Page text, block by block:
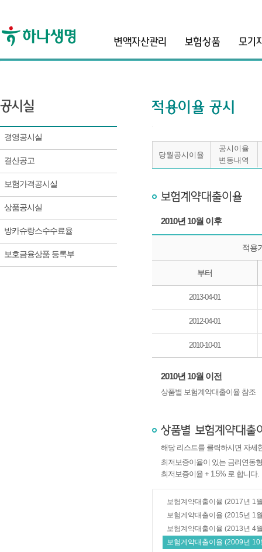
경영공시실
결산공고
보험가격공시실
상품공시실
방카슈랑스수수료율
보호금융상품 등록부
당월공시이율
공시이율
변동내역
2010년 10월 이후
적용
부터
2013-04-01
2012-04-01
2010-10-01
2010년 10월 이전
상품별 보험계약대출이율 참조
해당 리스트를 클릭하시면 자세
최저보증이율이 있는 금리연동
최저보증이율 + 1.5% 로 합니다.
보험계약대출이율 (2017년 1
보험계약대출이율 (2015년 1
보험계약대출이율 (2013년 4
보험계약대출이율 (2009년